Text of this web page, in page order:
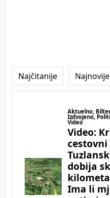
Najčitanije Najnovije